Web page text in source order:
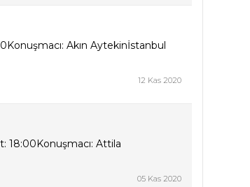
Akın Aytekinİstanbul
12 Kas 2020
18:00Konuşmacı: Attila
05 Kas 2020